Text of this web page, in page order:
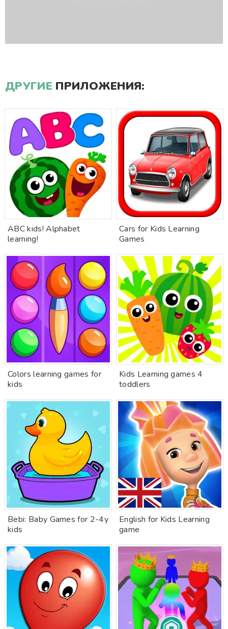
ДРУГИЕ ПРИЛОЖЕНИЯ:
ABC kids! Alphabet
learning!
Cars for Kids Learning
Games
Colors learning games for
kids
Kids Learning games 4
toddlers
Bebi: Baby Games for 2-4y
kids
English for Kids Learning
game